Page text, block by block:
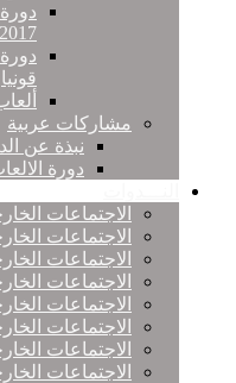
2017
قونيا
مشاركات عربية
نبذة عن
دورة
الاجتماعات الخارجية
الاجتماعات الخارجية
الاجتماعات الخارجية
الاجتماعات الخارجية
الاجتماعات الخارجية
الاجتماعات الخارجية
الاجتماعات الخارجية
الاجتماعات الخارجية